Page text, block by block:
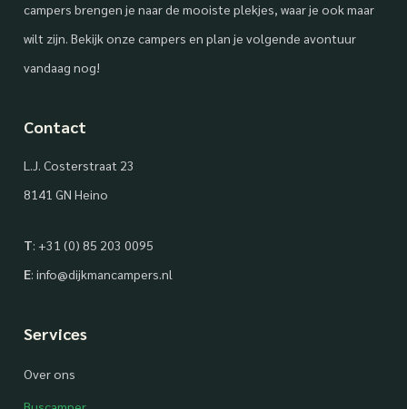
campers brengen je naar de mooiste plekjes, waar je ook maar
wilt zijn. Bekijk onze campers en plan je volgende avontuur
vandaag nog!
Contact
L.J. Costerstraat 23
8141 GN Heino
T:+31 (0) 85 203 0095
E:info@dijkmancampers.nl
Services
Over ons